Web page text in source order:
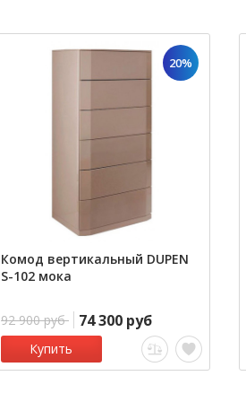
20%
Комод вертикальный DUPEN
S-102 мока
92 900 руб 74 300 руб
Купить